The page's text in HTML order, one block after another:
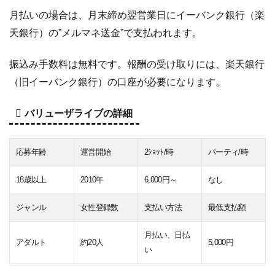
月払いの場合は、月末締め翌営業日にイーバンク銀行（楽
天銀行）の”メルマネ送金”で支払われます。
振込み手数料は無料です。報酬の受け取りには、楽天銀行
（旧イーバンク銀行）の口座が必要になります。
バリューザライブの詳細
応募年齢 運営開始 2ｼｮｯﾄ/時 パーティ/時
18歳以上 2010年 6,000円～ なし
ジャンル 女性登録数 支払い方法 最低支払額
アダルト 約20人
月払い、日払
い
5,000円